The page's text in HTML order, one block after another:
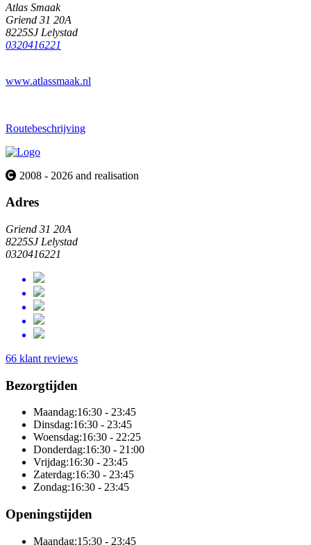
Atlas Smaak
Griend 31 20A
8225SJ Lelystad
0320416221
www.atlassmaak.nl
Routebeschrijving
2008 - 2026 and realisation
Adres
Griend 31 20A
8225SJ Lelystad
0320416221
66 klant reviews
Bezorgtijden
Maandag:16:30 - 23:45
Dinsdag:16:30 - 23:45
Woensdag:16:30 - 22:25
Donderdag:16:30 - 21:00
Vrijdag:16:30 - 23:45
Zaterdag:16:30 - 23:45
Zondag:16:30 - 23:45
Openingstijden
Maandag:15:30 - 23:45